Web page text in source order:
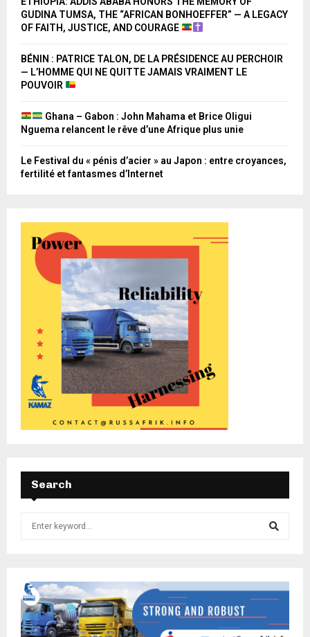
GUDINA TUMSA, THE “AFRICAN BONHOEFFER” — A LEGACY
OF FAITH, JUSTICE, AND COURAGE
BÉNIN : PATRICE TALON, DE LA PRÉSIDENCE AU PERCHOIR
— L’HOMME QUI NE QUITTE JAMAIS VRAIMENT LE
POUVOIR
Ghana – Gabon : John Mahama et Brice Oligui
Nguema relancent le rêve d’une Afrique plus unie
Le Festival du « pénis d’acier » au Japon : entre croyances,
fertilité et fantasmes d’Internet
Search